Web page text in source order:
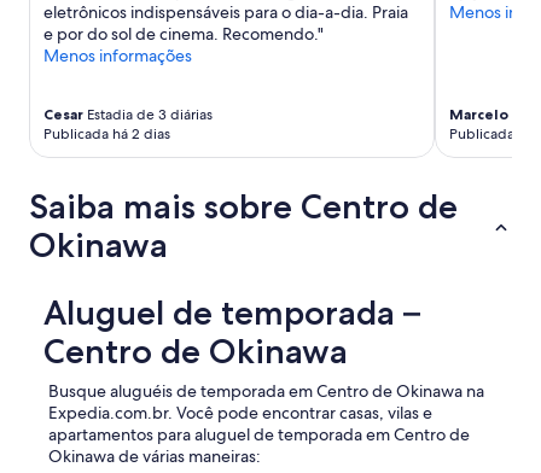
eletrônicos indispensáveis para o dia-a-dia. Praia
e por do sol de cinema. Recomendo."
Menos informações
Cesar Estadia de 3 diárias
Publicada há 2 dias
Menos
Marcelo
Publicada há
Saiba mais sobre Centro de
Okinawa
Aluguel de temporada –
Centro de Okinawa
Busque aluguéis de temporada em Centro de Okinawa na
Expedia.com.br. Você pode encontrar casas, vilas e
apartamentos para aluguel de temporada em Centro de
Okinawa de várias maneiras: